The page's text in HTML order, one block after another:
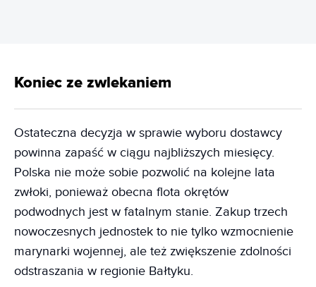
Koniec ze zwlekaniem
Ostateczna decyzja w sprawie wyboru dostawcy
powinna zapaść w ciągu najbliższych miesięcy.
Polska nie może sobie pozwolić na kolejne lata
zwłoki, ponieważ obecna flota okrętów
podwodnych jest w fatalnym stanie. Zakup trzech
nowoczesnych jednostek to nie tylko wzmocnienie
marynarki wojennej, ale też zwiększenie zdolności
odstraszania w regionie Bałtyku.